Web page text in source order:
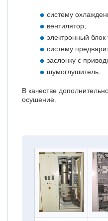
систему
вентилятор;
электронный
систему
заслонку с
шумоглушитель.
В качестве
осушение.